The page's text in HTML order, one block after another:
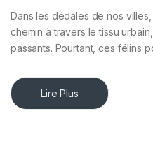
Dans les dédales de nos
chemin à travers le tissu
passants. Pourtant, ces félins
Lire Plus